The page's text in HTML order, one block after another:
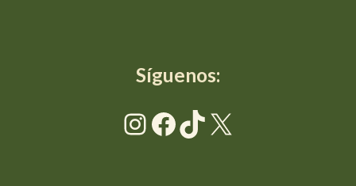
Síguenos:
Instagram
Facebook
TikTok
X